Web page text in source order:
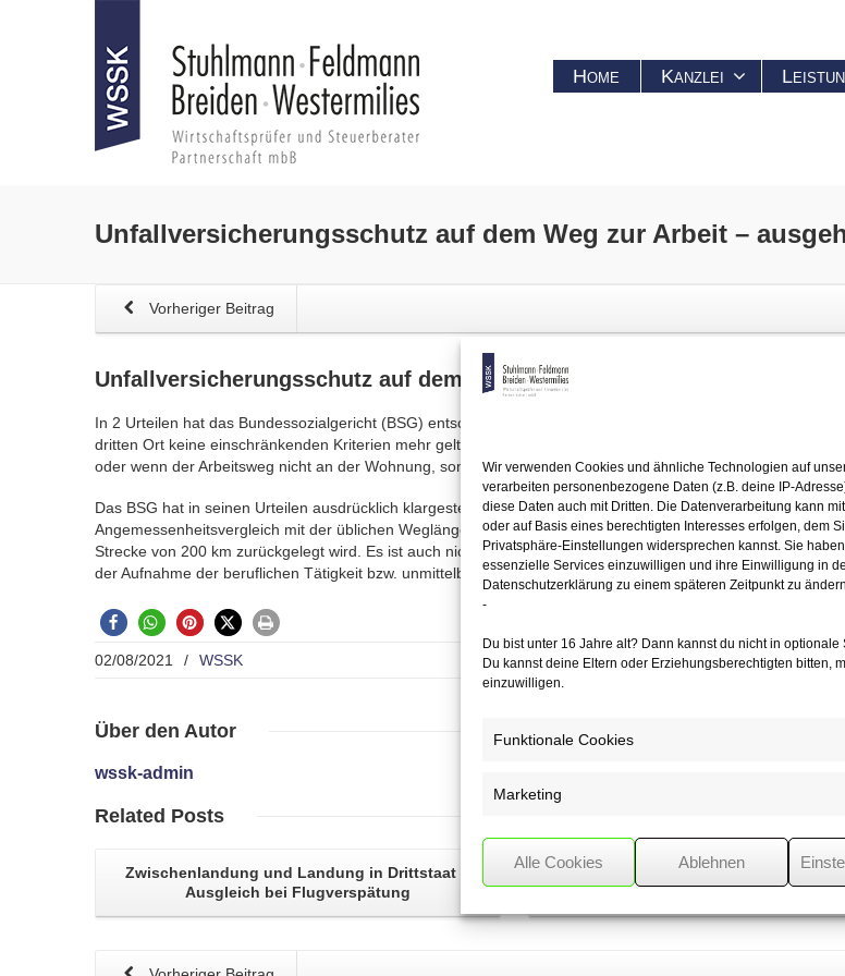
Wir verwenden Cookies und ähnliche Technologien auf
verarbeiten personenbezogene Daten (z.B. deine IP-
diese Daten auch mit Dritten. Die Datenverarbeitung kann
oder auf Basis eines berechtigten Interesses erfolgen, dem
Privatsphäre-Einstellungen widersprechen kannst. Sie
essenzielle Services einzuwilligen und ihre Einwilligung in
Datenschutzerklärung zu einem späteren Zeitpunkt zu
-
Du bist unter 16 Jahre alt? Dann kannst du nicht in
Du kannst deine Eltern oder Erziehungsberechtigten bitten,
einzuwilligen.
Funktionale Cookies
Marketing
Alle Cookies Ablehnen
Home Kanzlei
Unfallversicherungsschutz auf dem Weg zur Arbeit –
Vorheriger Beitrag
Unfallversicherungsschutz auf dem Weg zur Arbeit – ausgehend von
In 2 Urteilen hat das Bundessozialgericht (BSG) entschieden, dass für die Bewertung des Schutzes in der
dritten Ort keine einschränkenden Kriterien mehr gelten. Ein dritter Ort liegt dann vor, wenn der Arbeitsweg
oder wenn der Arbeitsweg nicht an der Wohnung, sondern an einem anderen Ort endet. Erfasst sind z. B.
Das BSG hat in seinen Urteilen ausdrücklich klargestellt, dass es für den Versicherungsschutz
Angemessenheitsvergleich mit der üblichen Weglänge und Fahrzeit des Arbeitsweges ankommt. So ist es
Strecke von 200 km zurückgelegt wird. Es ist auch nicht hinderlich, wenn der Aufenthalt am dritten Ort rein
der Aufnahme der beruflichen Tätigkeit bzw. unmittelbar nach deren Beendigung zurückgelegt wird.
02/08/2021 / WSSK
Über den Autor
wssk-admin
Related Posts
Zwischenlandung und Landung in Drittstaat –
Ausgleich bei Flugverspätung
Neues Gesetz zurAbwehr von
beschlossen